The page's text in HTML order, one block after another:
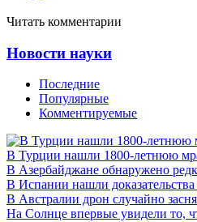
Читать комментарии
Новости науки
Последние
Популярные
Комментируемые
В Турции нашли 1800-летнюю
В Азербайджане обнаружено
В Испании нашли
В Австралии дрон случайно
На Солнце впервые увидели то,